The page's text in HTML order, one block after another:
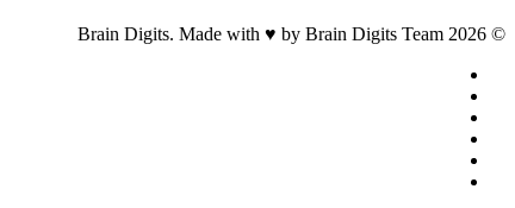
© 2026 Brain Digits. Made with ♥ by Brain Digits Team